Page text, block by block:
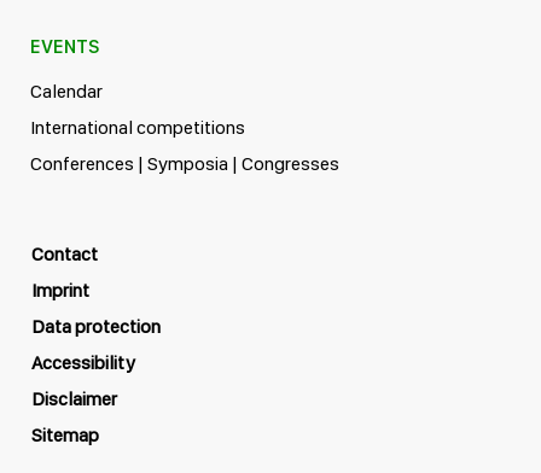
EVENTS
Calendar
International competitions
Conferences | Symposia | Congresses
Contact
Imprint
Data protection
Accessibility
Disclaimer
Sitemap